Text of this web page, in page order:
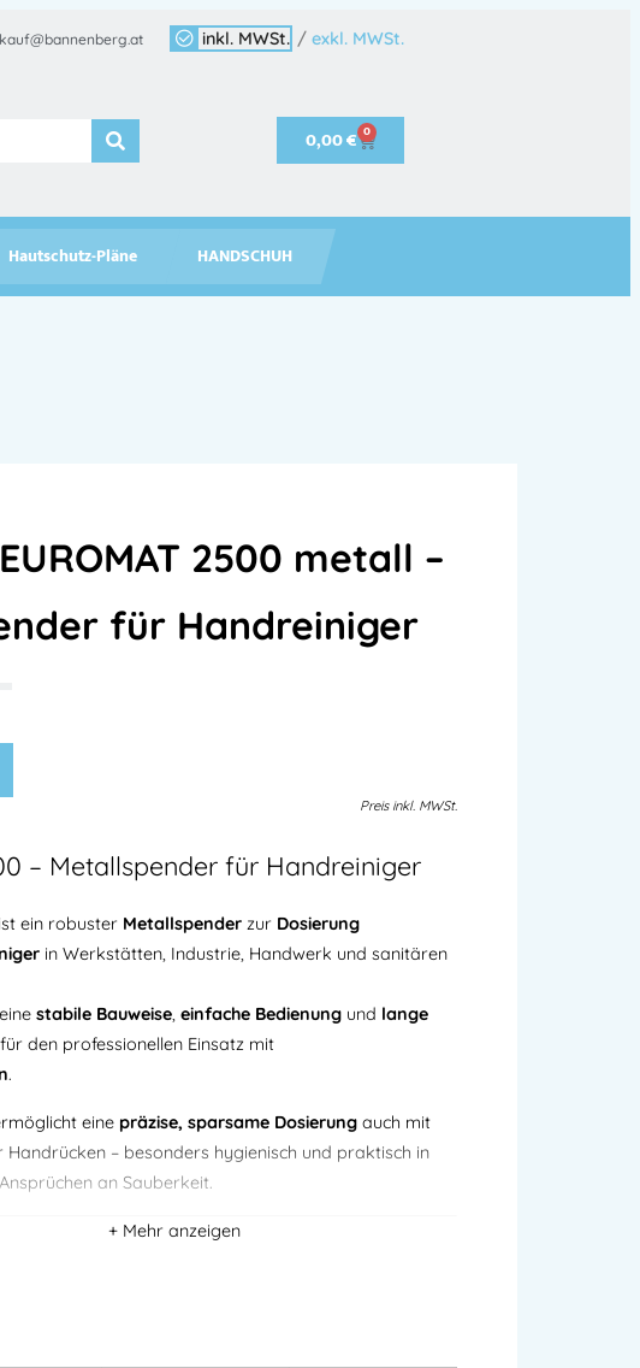
inkl. MWSt. / exkl. MWSt.
0,00€ 0
Hautschutz-Pläne HANDSCHUH
2500 metall –
für Handreiniger
Preis inkl. MWSt.
– Metallspender für Handreiniger
ist ein robuster Metallspender zur Dosierung
in Werkstätten, Industrie, Handwerk und sanitären
stabile Bauweise, einfache Bedienung und lange
den professionellen Einsatz mit
.
eine präzise, sparsame Dosierung auch mit
Handrücken – besonders hygienisch und praktisch in
an Sauberkeit.